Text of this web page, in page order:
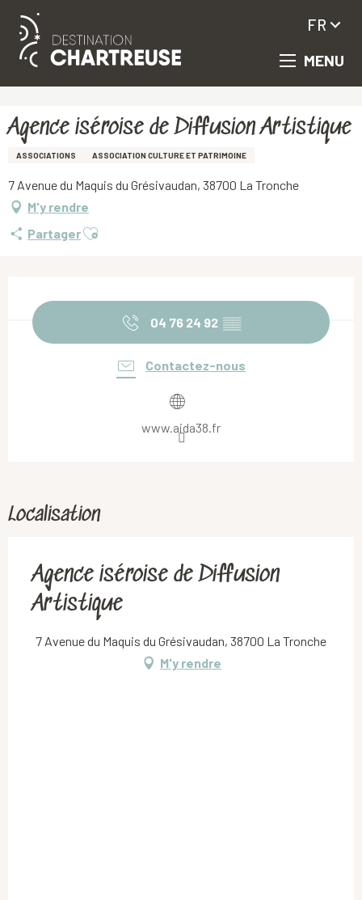
Aller
principal
MENU
FR
Agence iséroise de Diffusion Artistique
ASSOCIATIONS ASSOCIATION CULTURE ET PATRIMOINE
7 Avenue du Maquis du Grésivaudan, 38700 La Tronche
M'y rendre
PartagerAjouter aux favoris
04 76 24 92 ▒▒
Contactez-nous
www.aida38.fr
Localisation
Agence iséroise de Diffusion
Artistique
7 Avenue du Maquis du Grésivaudan, 38700 La Tronche
M'y rendre